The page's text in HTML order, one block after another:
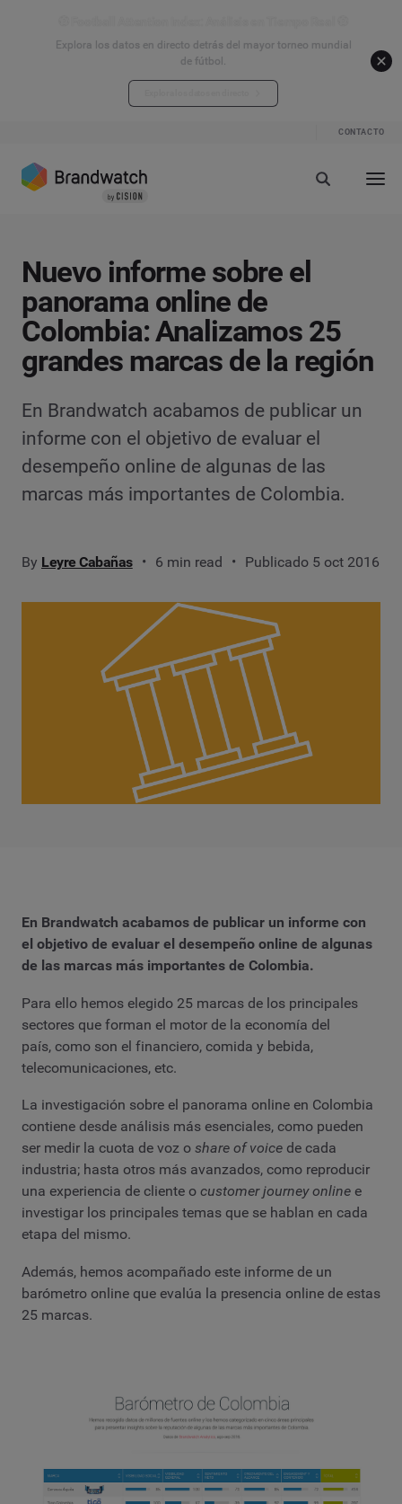
Explora los datos en directo detrás del mayor torneo mundial
de fútbol.
CONTACTO
Nuevo informe sobre el
panorama online de
Colombia: Analizamos 25
grandes marcas de la región
En Brandwatch acabamos de publicar un
informe con el objetivo de evaluar el
desempeño online de algunas de las
marcas más importantes de Colombia.
By Leyre Cabañas 6 min read Publicado 5 oct 2016
En Brandwatch acabamos de publicar un informe con
el objetivo de evaluar el desempeño online de algunas
de las marcas más importantes de Colombia.
Para ello hemos elegido 25 marcas de los principales
sectores que forman el motor de la economía del
país, como son el financiero, comida y bebida,
telecomunicaciones, etc.
La investigación sobre el panorama online en Colombia
contiene desde análisis más esenciales, como pueden
ser medir la cuota de voz o share of voice de cada
industria; hasta otros más avanzados, como reproducir
una experiencia de cliente o customer journey online e
investigar los principales temas que se hablan en cada
etapa del mismo.
Además, hemos acompañado este informe de un
barómetro online que evalúa la presencia online de estas
25 marcas.